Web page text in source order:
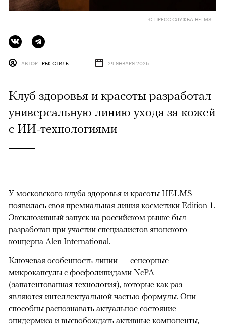
© ПРЕСС-СЛУЖБА HELMS
АВТОР РБК СТИЛЬ 29 ЯНВАРЯ 2026
Клуб здоровья и красоты разработал
универсальную линию ухода за кожей
с ИИ-технологиями
У московского клуба здоровья и красоты HELMS
появилась своя премиальная линия косметики Edition 1.
Эксклюзивный запуск на российском рынке был
разработан при участии специалистов японского
концерна Alen International.
Ключевая особенность линии — сенсорные
микрокапсулы с фосфолипидами NcPA
(запатентованная технология), которые как раз
являются интеллектуальной частью формулы. Они
способны распознавать актуальное состояние
эпидермиса и высвобождать активные компоненты,